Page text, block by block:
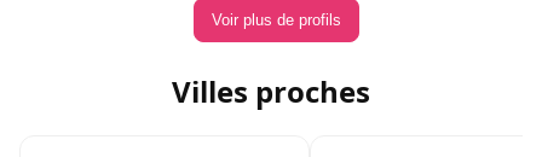
Voir plus de profils
Villes proches